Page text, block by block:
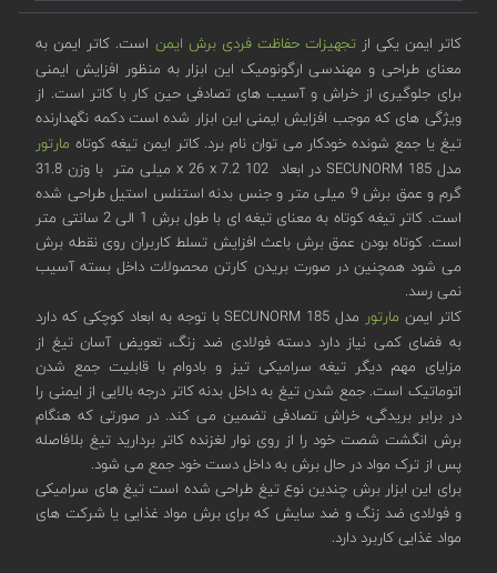
کاتر ایمن یکی ازتجهیزات حفاظت فردی برش ایمن است. کاتر ایمن به
معنای طراحی و مهندسی ارگونومیک این ابزار به منظور افزایش ایمنی
برای جلوگیری از خراش و آسیب های تصادفی حین کار با کاتر است. از
ویژگی های که موجب افزایش ایمنی این ابزار شده است دکمه نگهدارنده
تیغ یا جمع شونده خودکار می توان نام برد. کاتر ایمن تیغه کوتاه مارتور
مدل SECUNORM 185 در ابعاد 102 x 26 x 7.2 میلی متر با وزن 31.8
گرم و عمق برش 9 میلی متر و جنس بدنه استنلس استیل طراحی شده
است. کاتر تیغه کوتاه به معنای تیغه ای با طول برش 1 الی 2 سانتی متر
است. کوتاه بودن عمق برش باعث افزایش تسلط کاربران روی نقطه برش
می شود همچنین در صورت بریدن کارتن محصولات داخل بسته آسیب
نمی رسد.
کاتر ایمن مارتور
مدل SECUNORM 185 با توجه به ابعاد کوچکی که دارد
به فضای کمی نیاز دارد دسته فولادی ضد زنگ، تعویض آسان تیغ از
مزایای مهم دیگر تیغه سرامیکی تیز و بادوام با قابلیت جمع شدن
اتوماتیک است. جمع شدن تیغ به داخل بدنه کاتر درجه بالایی از ایمنی را
در برابر بریدگی، خراش تصادفی تضمین می کند. در صورتی که هنگام
برش انگشت شصت خود را از روی نوار لغزنده کاتر بردارید تیغ بلافاصله
پس از ترک مواد در حال برش به داخل دست خود جمع می شود.
برای این ابزار برش چندین نوع تیغ طراحی شده است تیغ های سرامیکی
و فولادی ضد زنگ و ضد سایش که برای برش مواد غذایی یا شرکت های
مواد غذایی کاربرد دارد.